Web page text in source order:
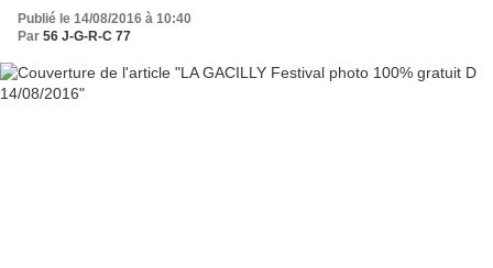
Publié le 14/08/2016 à 10:40
Par 56 J-G-R-C 77